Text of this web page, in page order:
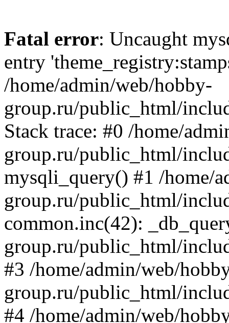
Fatal error: Uncaught
entry
/home/admin/web/hobby-
group.ru/public_html/
Stack trace: #0 /home/
group.ru/public_html/
mysqli_query() #1 /home/
group.ru/public_html/
common.inc(42):
group.ru/public_html/
#3 /home/admin/web/
group.ru/public_html/
#4 /home/admin/web/